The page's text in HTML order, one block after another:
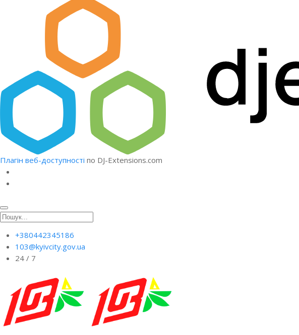
Плагін веб-доступності по DJ-Extensions.com
+380442345186
103@kyivcity.gov.ua
24 / 7